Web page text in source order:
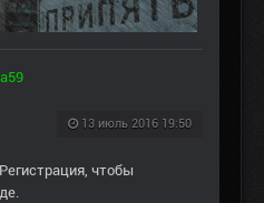
13 июль 2016 19:50
Регистрация, чтобы